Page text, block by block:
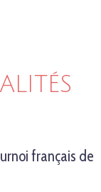
français de